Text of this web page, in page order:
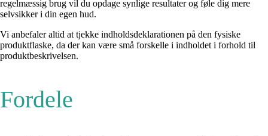
regelmæssig brug vil du opdage synlige resultater og føle dig mere
selvsikker i din egen hud.
Vi anbefaler altid at tjekke indholdsdeklarationen på den fysiske
produktflaske, da der kan være små forskelle i indholdet i forhold til
produktbeskrivelsen.
Fordele